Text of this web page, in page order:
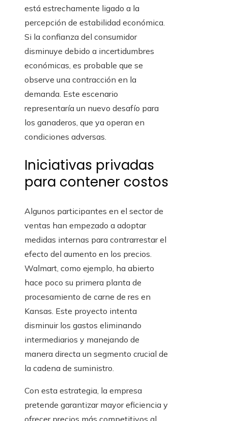
está estrechamente ligado a la
percepción de estabilidad económica.
Si la confianza del consumidor
disminuye debido a incertidumbres
económicas, es probable que se
observe una contracción en la
demanda. Este escenario
representaría un nuevo desafío para
los ganaderos, que ya operan en
condiciones adversas.
Iniciativas privadas
para contener costos
Algunos participantes en el sector de
ventas han empezado a adoptar
medidas internas para contrarrestar el
efecto del aumento en los precios.
Walmart, como ejemplo, ha abierto
hace poco su primera planta de
procesamiento de carne de res en
Kansas. Este proyecto intenta
disminuir los gastos eliminando
intermediarios y manejando de
manera directa un segmento crucial de
la cadena de suministro.
Con esta estrategia, la empresa
pretende garantizar mayor eficiencia y